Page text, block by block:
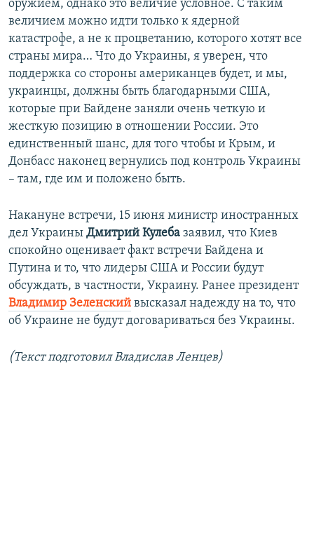
оружием, однако это величие условное. С таким
величием можно идти только к ядерной
катастрофе, а не к процветанию, которого хотят все
страны мира… Что до Украины, я уверен, что
поддержка со стороны американцев будет, и мы,
украинцы, должны быть благодарными США,
которые при Байдене заняли очень четкую и
жесткую позицию в отношении России. Это
единственный шанс, для того чтобы и Крым, и
Донбасс наконец вернулись под контроль Украины
– там, где им и положено быть.
Накануне встречи, 15 июня министр иностранных
дел Украины Дмитрий Кулеба заявил, что Киев
спокойно оценивает факт встречи Байдена и
Путина и то, что лидеры США и России будут
обсуждать, в частности, Украину. Ранее президент
Владимир Зеленский высказал надежду на то, что
об Украине не будут договариваться без Украины.
(Текст подготовил Владислав Ленцев)